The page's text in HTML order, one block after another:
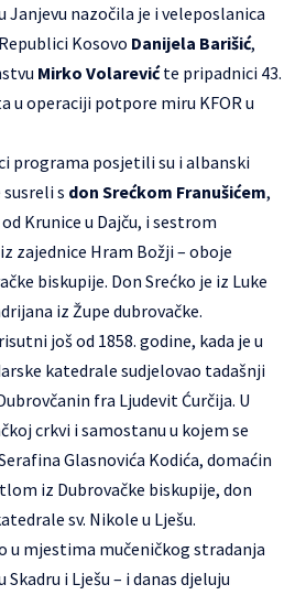
Janjevu nazočila je i veleposlanica
Kosovo Danijela Barišić,
Mirko Volarevićte pripadnici 43.
u operaciji potpore miru KFOR u
programa posjetili su i albanski
susreli s don Srećkom Franušićem,
Krunice u Dajču, i sestrom
zajednice Hram Božji – oboje
biskupije. Don Srećko je iz Luke
iz Župe dubrovačke.
još od 1858. godine, kada je u
katedrale sudjelovao tadašnji
fra Ljudevit Ćurčija. U
crkvi i samostanu u kojem se
Glasnovića Kodića, domaćin
iz Dubrovačke biskupije, don
sv. Nikole u Lješu.
u mjestima mučeničkog stradanja
i Lješu – i danas djeluju